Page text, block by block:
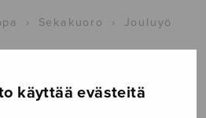
käyttää evästeitä
› Sekakuoro ›
Jouluyö